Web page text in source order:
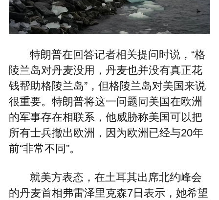
特朗普在回答记者相关提问时说，“格
陵兰岛对丹麦没用，丹麦也并没有真正花
钱帮助格陵兰岛”，但格陵兰岛对美国来说
很重要。特朗普将这一问题同美国在欧洲
的军事存在相联系，他威胁称美国可以把
所有士兵撤出欧洲，因为欧洲已经与20年
前“非常不同”。
就美方表态，在土耳其出席北约峰会
的丹麦首相弗雷泽里克森7日表示，她希望